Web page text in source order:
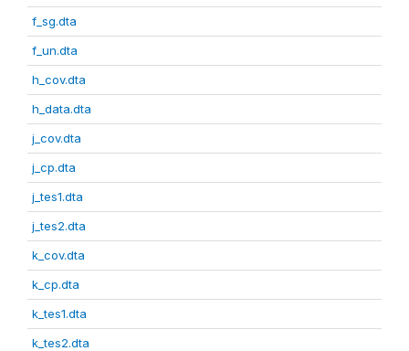
f_sg.dta
f_un.dta
h_cov.dta
h_data.dta
j_cov.dta
j_cp.dta
j_tes1.dta
j_tes2.dta
k_cov.dta
k_cp.dta
k_tes1.dta
k_tes2.dta